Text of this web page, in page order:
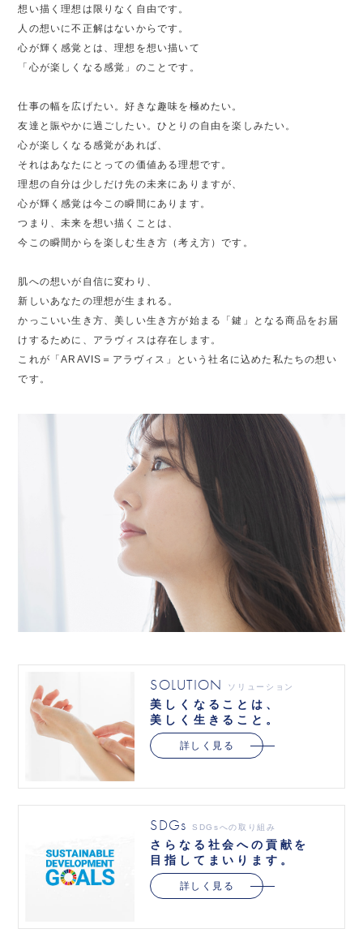
想い描く理想は限りなく自由です。
人の想いに不正解はないからです。
心が輝く感覚とは、理想を想い描いて
「心が楽しくなる感覚」のことです。
仕事の幅を広げたい。好きな趣味を極めたい。
友達と賑やかに過ごしたい。ひとりの自由を楽しみたい。
心が楽しくなる感覚があれば、
それはあなたにとっての価値ある理想です。
理想の自分は少しだけ先の未来にありますが、
心が輝く感覚は今この瞬間にあります。
つまり、未来を想い描くことは、
今この瞬間からを楽しむ生き方（考え方）です。
肌への想いが自信に変わり、
新しいあなたの理想が生まれる。
かっこいい生き方、美しい生き方が始まる「鍵」となる商品をお届
けするために、 アラヴィスは存在します。
これが「ARAVIS＝アラヴィス」という社名に込めた私たちの想い
です。
SOLUTION ソリューション
美しくなることは、
美しく生きること。
詳しく見る
SDGs SDGsへの取り組み
さらなる社会への貢献を
目指してまいります。
詳しく見る